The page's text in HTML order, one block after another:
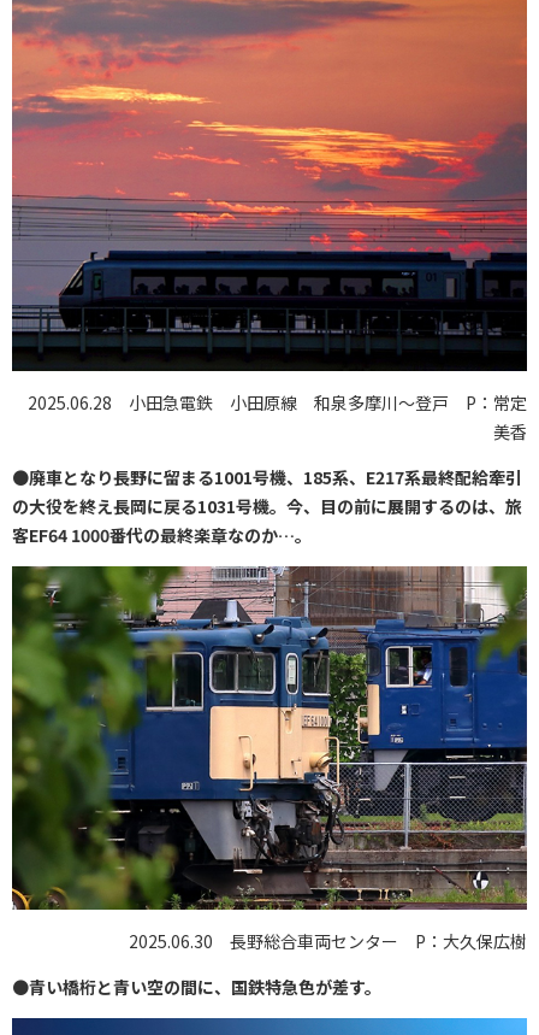
2025.06.28 小田急電鉄 小田原線 和泉多摩川〜登戸 P：常定
美香
●廃車となり長野に留まる1001号機、185系、E217系最終配給牽引
の大役を終え長岡に戻る1031号機。今、目の前に展開するのは、旅
客EF64 1000番代の最終楽章なのか…。
2025.06.30 長野総合車両センター P：大久保広樹
●青い橋桁と青い空の間に、国鉄特急色が差す。